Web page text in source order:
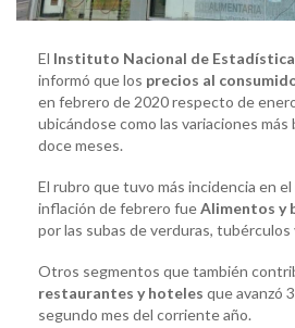
El Instituto Nacional de
informó que los precios al
en febrero de 2020 respecto de
ubicándose como las variaciones más
doce meses.
El rubro que tuvo más incidencia en
inflación de febrero fueAlimentos y
por las subas de verduras, tubérculos
Otros segmentos que también
restaurantes y hoteles que avanzó
segundo mes del corriente año.